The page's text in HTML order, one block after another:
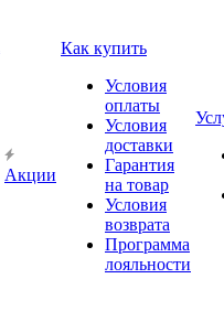
Акции
Как купить
Условия
оплаты
Условия
доставки
Гарантия
на товар
Условия
возврата
Программа
лояльности